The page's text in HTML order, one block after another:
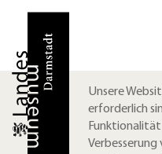
Unsere
erforderlich
Funktionalität